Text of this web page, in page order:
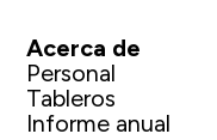
Acerca de
Personal
Tableros
Informe anual